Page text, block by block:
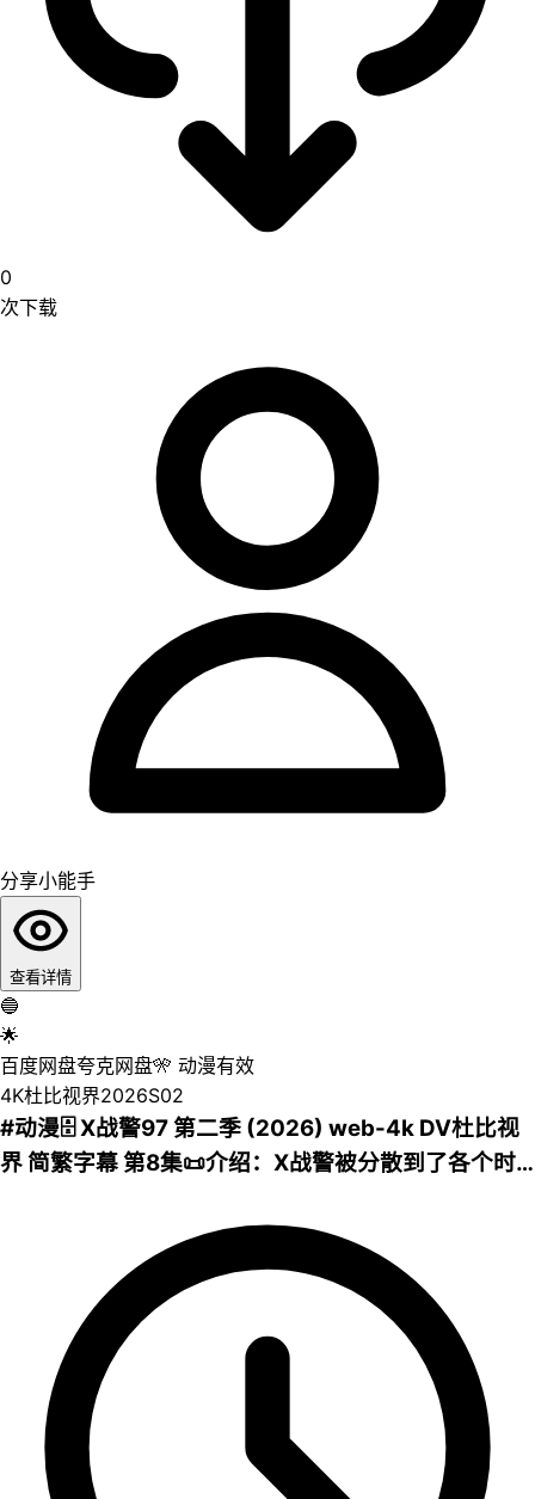
0
次下载
分享小能手
查看详情
🔵
🌟
百度网盘夸克网盘🎌 动漫有效
4K杜比视界2026S02
#动漫🗄 X战警97 第二季 (2026) web-4k DV杜比视
界 简繁字幕 第8集📜介绍：X战警被分散到了各个时
遭遇袭击——如今，1990年代。天启发威，大战来
临。💾百度网盘| 💿123网盘| 💾夸克网盘📁 大小：
10.16GB🏷 标签：#X战警97 #leoziyuan⬇️【评论区
可搜索】 | 🔍网盘专搜